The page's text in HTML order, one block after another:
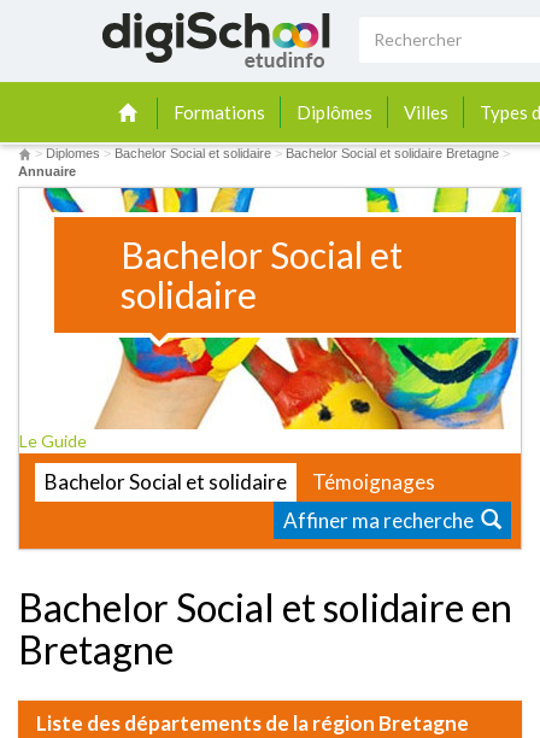
Formations Diplômes Villes Types
> Diplomes > Bachelor Social et solidaire > Bachelor Social et solidaire Bretagne >
Annuaire
Bachelor Social et
solidaire
Le Guide
Bachelor Social et solidaire
Témoignages
Affiner ma recherche
Bachelor Social et solidaire en
Bretagne
Liste des départements de la région Bretagne